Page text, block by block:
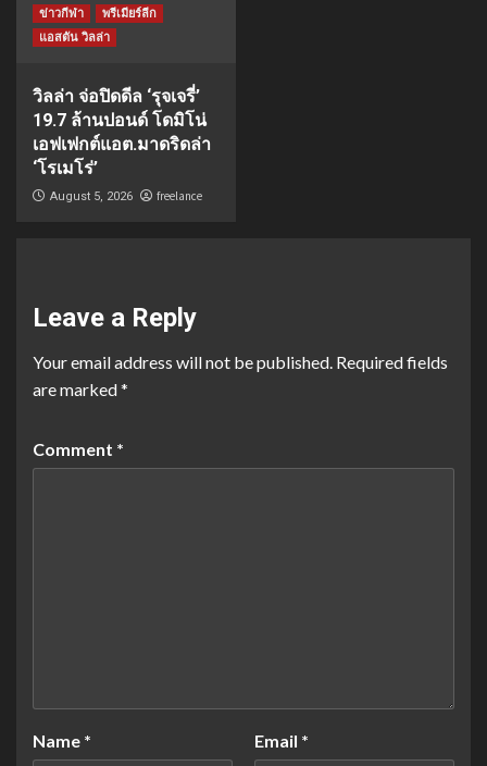
ข่าวกีฬา
พรีเมียร์ลีก
แอสตัน วิลล่า
วิลล่า จ่อปิดดีล ‘รุจเจรี่’
19.7 ล้านปอนด์ โดมิโน่
เอฟเฟกต์แอต.มาดริดล่า
‘โรเมโร่’
August 5, 2026 freelance
Leave a Reply
Your email address will not be published. Required fields
are marked*
Comment *
Name * Email *